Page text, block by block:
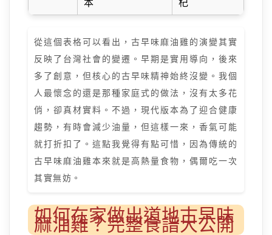
本 杞
從這個表格可以看出，古早味麻油雞的演變其實
反映了台灣社會的變遷。早期是實用導向，後來
多了創意，但核心的古早味精神始終沒變。我個
人最懷念的還是那種家庭式的做法，沒有太多花
俏，卻真材實料。不過，現代版本為了迎合健康
趨勢，有時會減少油量，但這樣一來，香氣可能
就打折扣了。這點我覺得有點可惜，因為傳統的
古早味麻油雞本來就是高熱量食物，偶爾吃一次
其實無妨。
如何在家做出道地古早味
麻油雞？完整食譜大公開